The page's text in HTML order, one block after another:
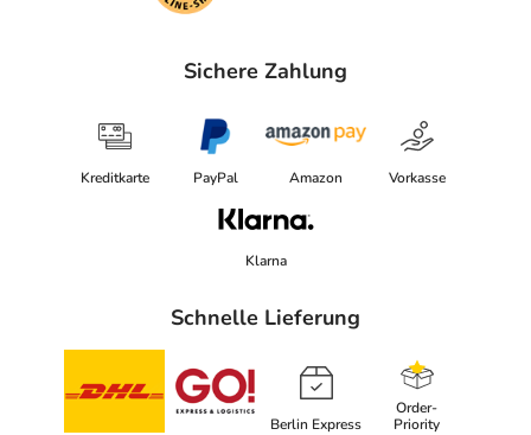
Sichere Zahlung
Kreditkarte PayPal Amazon Vorkasse
Klarna
Schnelle Lieferung
Berlin Express
Order-
Priority